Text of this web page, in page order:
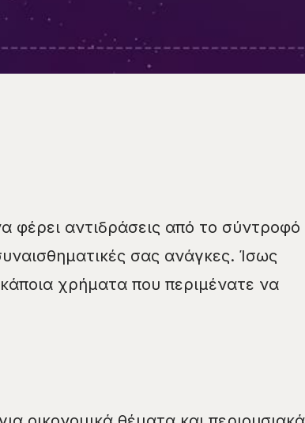
φέρει αντιδράσεις από το σύντροφό
σας ανάγκες. Ίσως
χρήματα που περιμένατε να